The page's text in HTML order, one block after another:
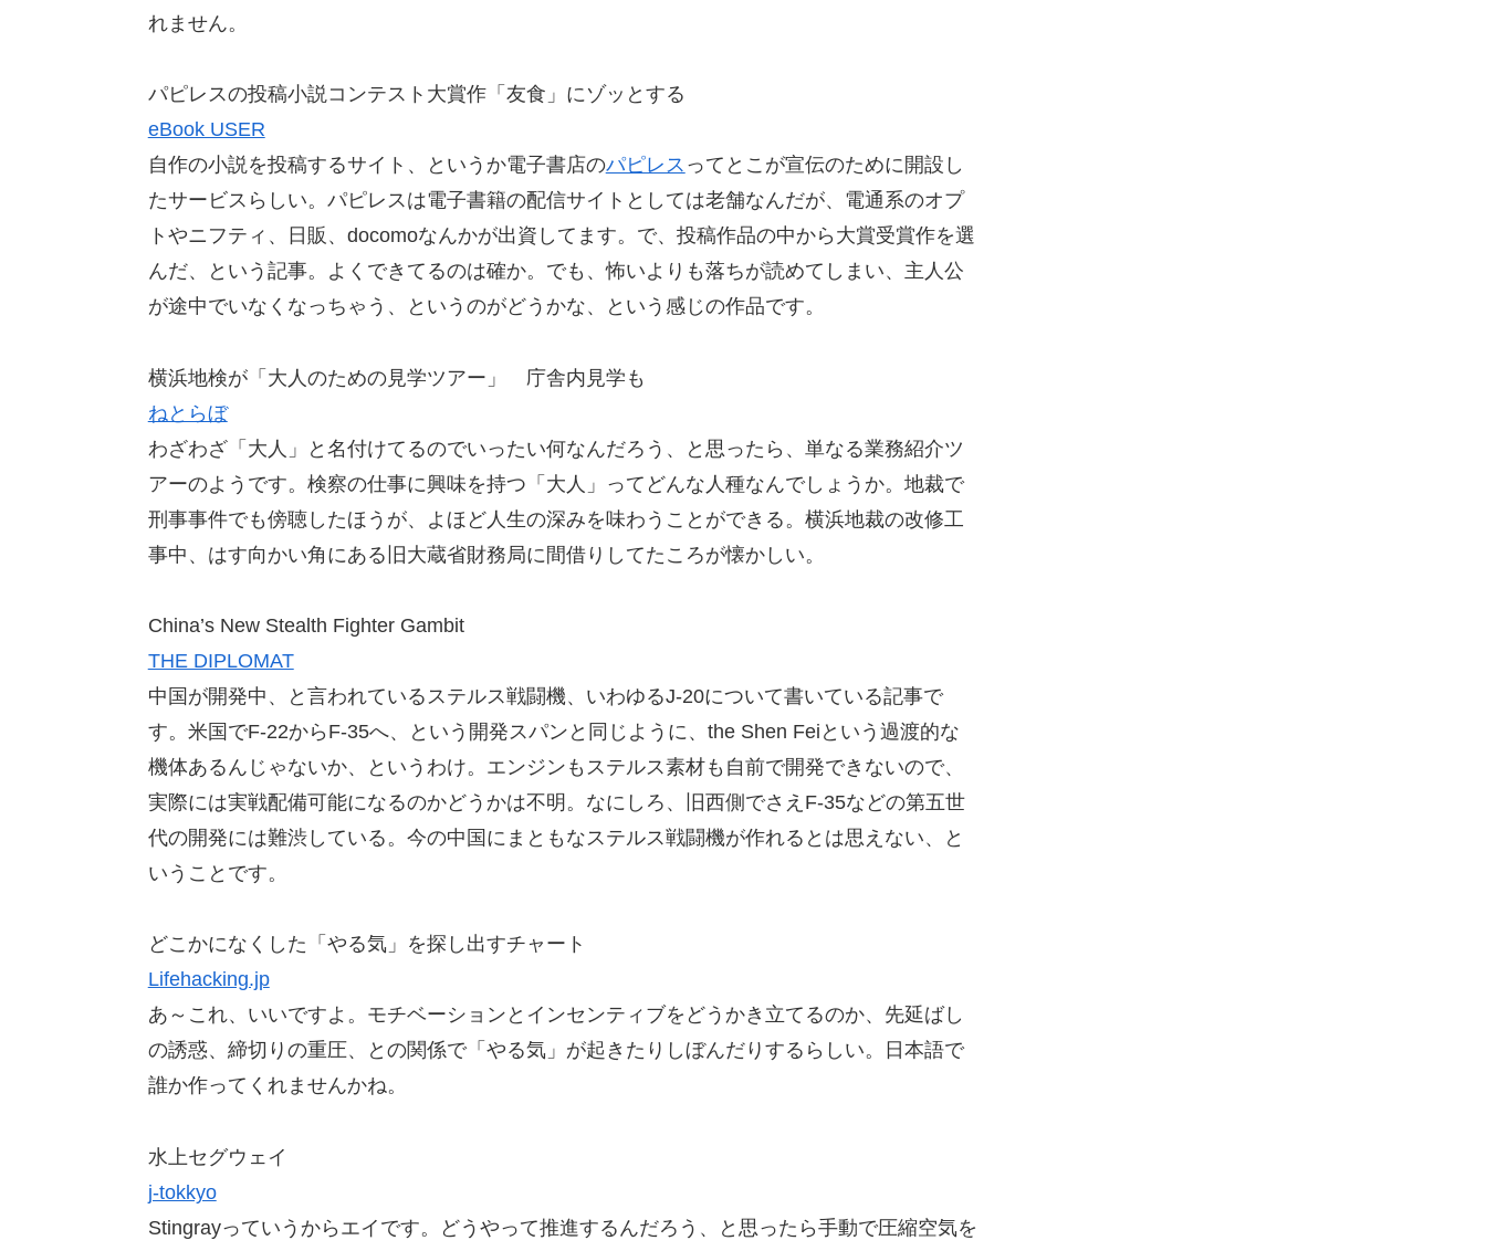
れません。
パピレスの投稿小説コンテスト大賞作「友食」にゾッとする
eBook USER
自作の小説を投稿するサイト、というか電子書店のパピレス ってとこが宣伝のために開設し
たサービスらしい。パピレスは電子書籍の配信サイトとしては老舗なんだが、電通系のオプ
トやニフティ、日販、docomoなんかが出資してます。で、投稿作品の中から大賞受賞作を選
んだ、という記事。よくできてるのは確か。でも、怖いよりも落ちが読めてしまい、主人公
が途中でいなくなっちゃう、というのがどうかな、という感じの作品です。
横浜地検が「大人のための見学ツアー」 庁舎内見学も
ねとらぼ
わざわざ「大人」と名付けてるのでいったい何なんだろう、と思ったら、単なる業務紹介ツ
アーのようです。検察の仕事に興味を持つ「大人」ってどんな人種なんでしょうか。地裁で
刑事事件でも傍聴したほうが、よほど人生の深みを味わうことができる。横浜地裁の改修工
事中、はす向かい角にある旧大蔵省財務局に間借りしてたころが懐かしい。
China’s New Stealth Fighter Gambit
THE DIPLOMAT
中国が開発中、と言われているステルス戦闘機、いわゆるJ-20について書いている記事で
す。米国でF-22からF-35へ、という開発スパンと同じように、the Shen Feiという過渡的な
機体あるんじゃないか、というわけ。エンジンもステルス素材も自前で開発できないので、
実際には実戦配備可能になるのかどうかは不明。なにしろ、旧西側でさえF-35などの第五世
代の開発には難渋している。今の中国にまともなステルス戦闘機が作れるとは思えない、と
いうことです。
どこかになくした「やる気」を探し出すチャート
Lifehacking.jp
あ～これ、いいですよ。モチベーションとインセンティブをどうかき立てるのか、先延ばし
の誘惑、締切りの重圧、との関係で「やる気」が起きたりしぼんだりするらしい。日本語で
誰か作ってくれませんかね。
水上セグウェイ
j-tokkyo
Stingrayっていうからエイです。どうやって推進するんだろう、と思ったら手動で圧縮空気を